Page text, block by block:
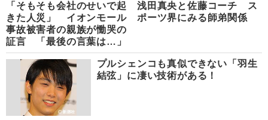
「そもそも会社のせいで起
きた人災」 イオンモール
事故被害者の親族が慟哭の
証言 「最後の言葉は…」
浅田真央と佐藤コーチ ス
ポーツ界にみる師弟関係
プルシェンコも真似できない「羽生
結弦」に凄い技術がある！